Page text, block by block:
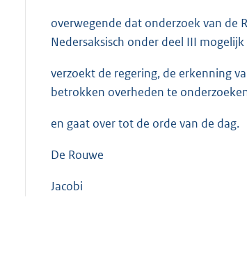
overwegende dat onderzoek van de
Nedersaksisch onder deel III
verzoekt de regering, de erkenning
betrokken overheden te
en gaat over tot de orde van de dag.
De Rouwe
Jacobi